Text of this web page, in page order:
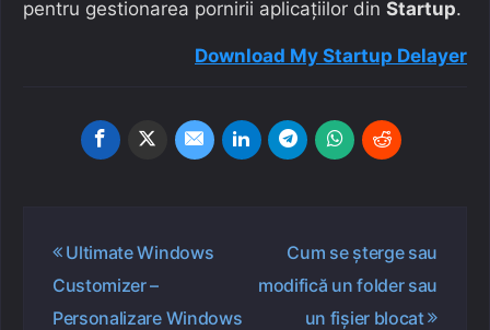
pentru gestionarea pornirii aplicațiilor din Startup.
Download My Startup Delayer
Navigare
articole
Ultimate Windows
Customizer –
Personalizare Windows
Cum se șterge sau
modifică un folder sau
un fișier blocat